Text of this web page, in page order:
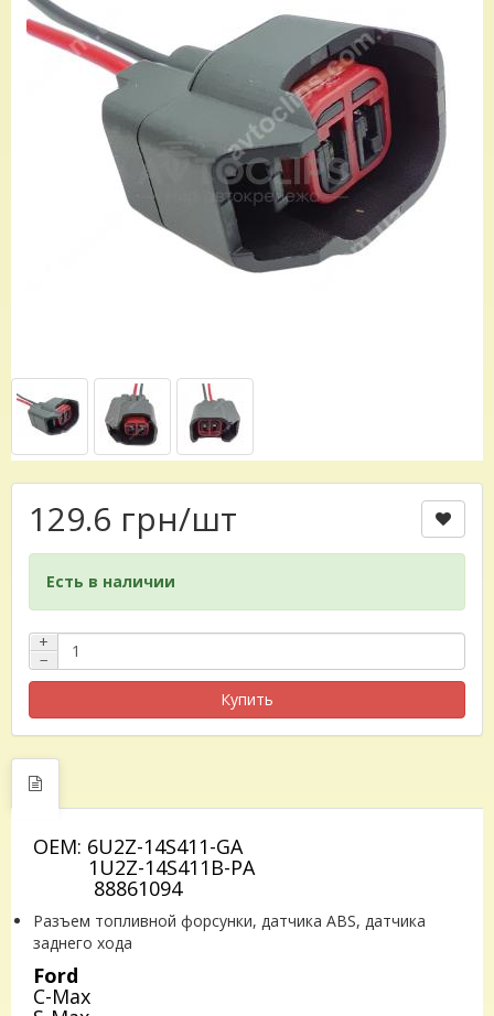
129.6 грн/шт
Есть в наличии
+
−
Купить
OEM: 6U2Z-14S411-GA
1U2Z-14S411B-PA
88861094
Разъем топливной форсунки, датчика ABS, датчика
заднего хода
Ford
C-Max